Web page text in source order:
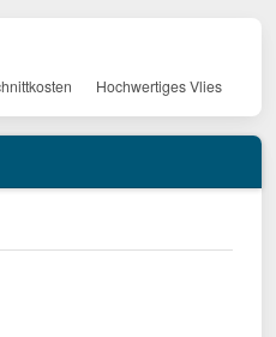
Hochwertiges Vlies